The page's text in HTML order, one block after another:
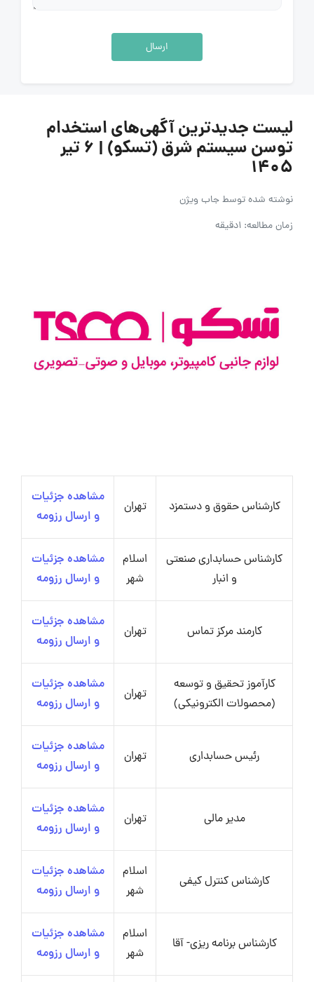
ارسال
لیست جدیدترین آگهی‌های استخدام
توسن سیستم شرق (تسکو) | ۶ تیر
۱۴۰۵
نوشته شده توسطجاب ویژن
زمان مطالعه: 1دقیقه
کارشناس حقوق و دستمزد تهران
مشاهده جزئیات
و ارسال رزومه
کارشناس حسابداری صنعتی
و انبار
اسلام
شهر
مشاهده جزئیات
و ارسال رزومه
کارمند مرکز تماس تهران
مشاهده جزئیات
و ارسال رزومه
کارآموز تحقیق و توسعه
(محصولات الکترونیکی)
تهران
مشاهده جزئیات
و ارسال رزومه
رئیس حسابداری تهران
مشاهده جزئیات
و ارسال رزومه
مدیر مالی تهران
مشاهده جزئیات
و ارسال رزومه
کارشناس کنترل کیفی
اسلام
شهر
مشاهده جزئیات
و ارسال رزومه
کارشناس برنامه ریزی- آقا
اسلام
شهر
مشاهده جزئیات
و ارسال رزومه